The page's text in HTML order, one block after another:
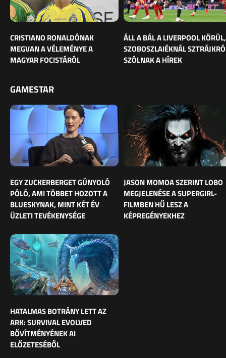
CRISTIANO RONALDÓNAK
MEGVAN A VÉLEMÉNYE A
MAGYAR FOCISTÁRÓL
ÁLL A BÁL A LIVERPOOL KÖRÜL,
SZOBOSZLAIÉKNÁL
SZÓLNAK A HÍREK
GAMESTAR
EGY ZUCKERBERGET GÚNYOLÓ
PÓLÓ, AMI TÖBBET HOZOTT A
BLUESKYNAK, MINT KÉT ÉV
ÜZLETI TEVÉKENYSÉGE
JASON MOMOA SZERINT LOBO
MEGJELENÉSE A SUPERGIRL-
FILMBEN HŰ LESZ A
KÉPREGÉNYEKHEZ
HATALMAS BOTRÁNY LETT AZ
ARK: SURVIVAL EVOLVED
BŐVÍTMÉNYÉNEK AI
ELŐZETESÉBŐL